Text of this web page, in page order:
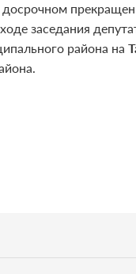
заседания
района на